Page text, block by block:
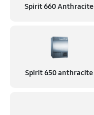
Spirit 660 Anthracite
Spirit 650 anthracite